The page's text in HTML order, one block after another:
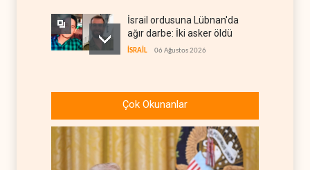
İsrail ordusuna Lübnan'da
ağır darbe: İki asker öldü
İSRAİL 06 Ağustos 2026
güneyindeki Mansuri için
tahliye çağrısı
İran ile Umman, Hürmüz'de
yeni düzen için son
Çok Okunanlar